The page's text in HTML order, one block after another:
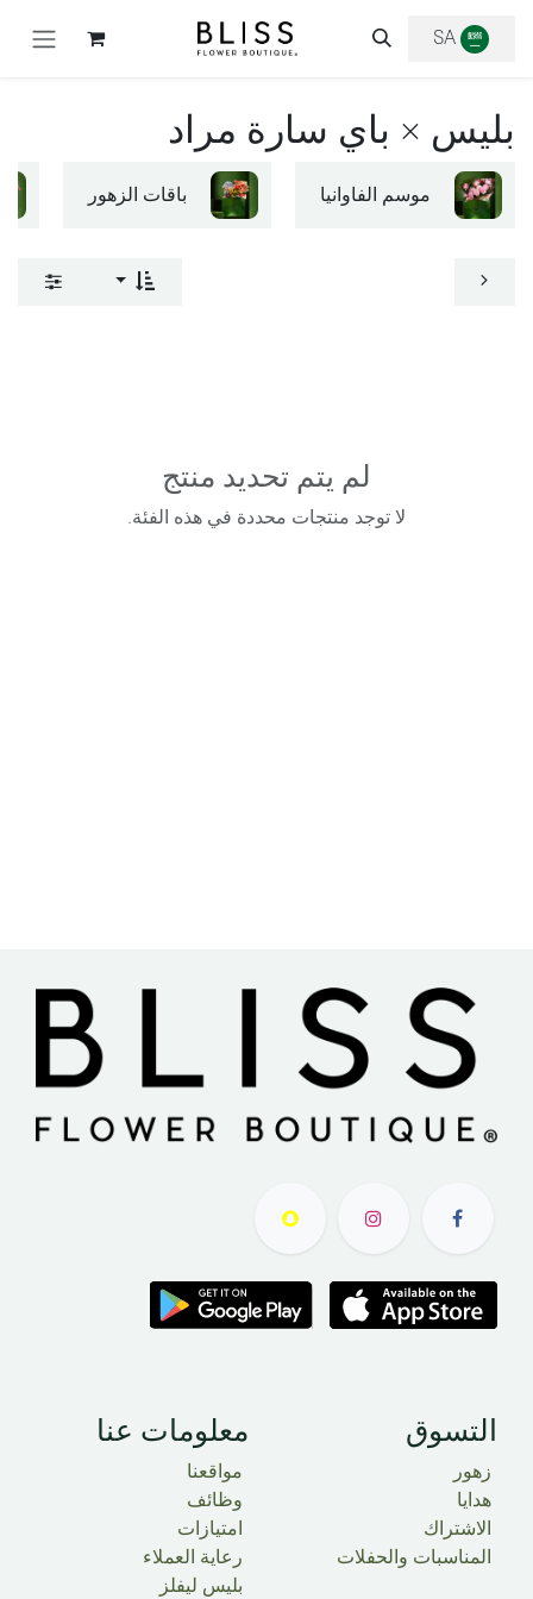
SA
بليس × باي سارة مراد
موسم الفاوانيا باقات الزهور
لم يتم تحديد منتج
لا توجد منتجات محددة في هذه الفئة.
التسوق​
زهور
هدايا
الاشتراك
المناسبات والحفلات
معلومات عنا
مواقعنا
وظائف
امتيازات
رعاية العملاء
بليس ليفلز